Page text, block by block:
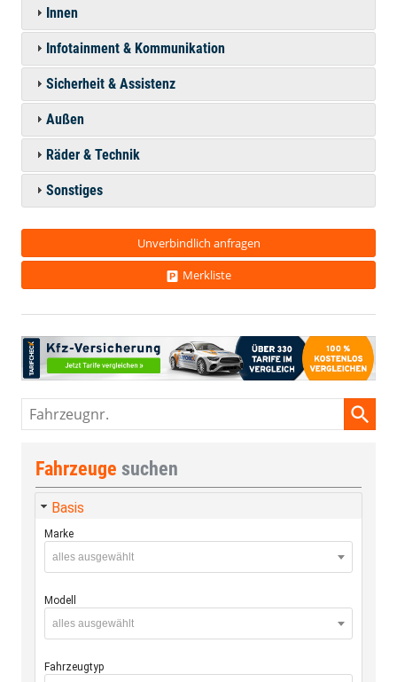
Innen
Infotainment & Kommunikation
Sicherheit & Assistenz
Außen
Räder & Technik
Sonstiges
Unverbindlich anfragen
Merkliste
Fahrzeugnr.
Fahrzeuge suchen
Basis
Marke
alles ausgewählt
Modell
alles ausgewählt
Fahrzeugtyp